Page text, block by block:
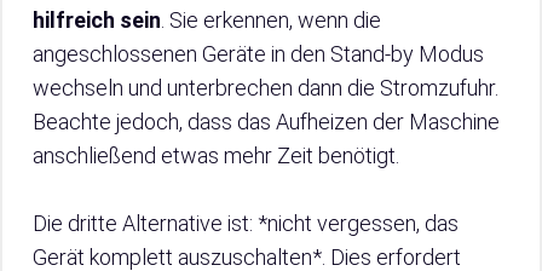
hilfreich sein . Sie erkennen, wenn die
angeschlossenen Geräte in den Stand-by Modus
wechseln und unterbrechen dann die Stromzufuhr.
Beachte jedoch, dass das Aufheizen der Maschine
anschließend etwas mehr Zeit benötigt.
Die dritte Alternative ist: *nicht vergessen, das
Gerät komplett auszuschalten*. Dies erfordert